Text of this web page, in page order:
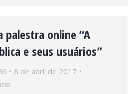
palestra online “A
e seus usuários”
8 de abril de 2017